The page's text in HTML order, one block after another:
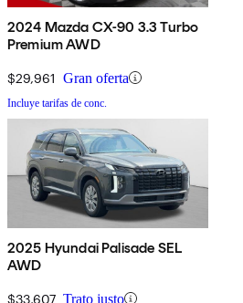
2024 Mazda CX-90 3.3 Turbo
Premium AWD
$29,961 Gran oferta
Incluye tarifas de conc.
2025 Hyundai Palisade SEL
AWD
$33,607 Trato justo